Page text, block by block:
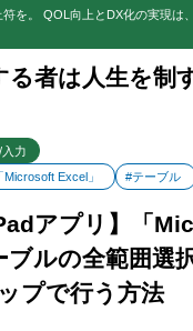
を。 QOL向上とDX化の実現は
る者は人生を制
力
Excel」
#テーブル
アプリ】「
ルの全範囲選
プで行う方法
囲の拡張
全範囲選択